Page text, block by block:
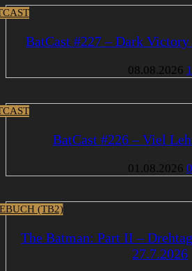
BatCast #227 – Dark
08.08.2026 1
BatCast #226 – Viel
01.08.2026 0
(TB2)
The Batman: Part II –
27.7.2026